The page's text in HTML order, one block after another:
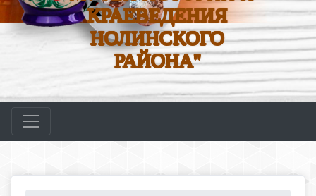
КРАЕВЕДЕНИЯ
НОЛИНСКОГО
РАЙОНА"